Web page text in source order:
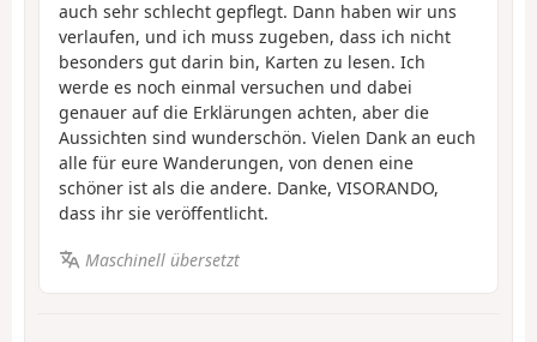
auch sehr schlecht gepflegt. Dann haben wir uns
verlaufen, und ich muss zugeben, dass ich nicht
besonders gut darin bin, Karten zu lesen. Ich
werde es noch einmal versuchen und dabei
genauer auf die Erklärungen achten, aber die
Aussichten sind wunderschön. Vielen Dank an euch
alle für eure Wanderungen, von denen eine
schöner ist als die andere. Danke, VISORANDO,
dass ihr sie veröffentlicht.
Maschinell übersetzt